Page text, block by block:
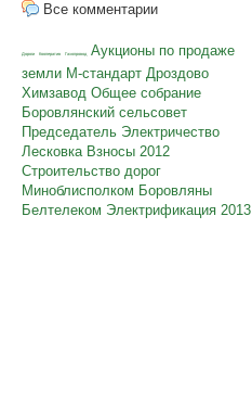
Все комментарии
Дороги Кооператив Газопровод
Аукционы по продаже
земли М-стандарт Дроздово
Химзавод Общее собрание
Боровлянский сельсовет
Председатель Электричество
Лесковка Взносы 2012
Строительство дорог
Миноблисполком Боровляны
Белтелеком Электрификация 2013